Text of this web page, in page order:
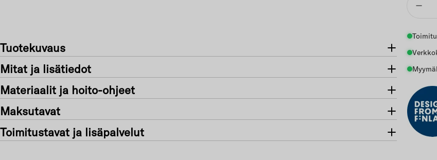
Tuotekuvaus
Mitat ja lisätiedot
Materiaalit ja hoito-ohjeet
Maksutavat
Toimitustavat ja lisäpalvelut